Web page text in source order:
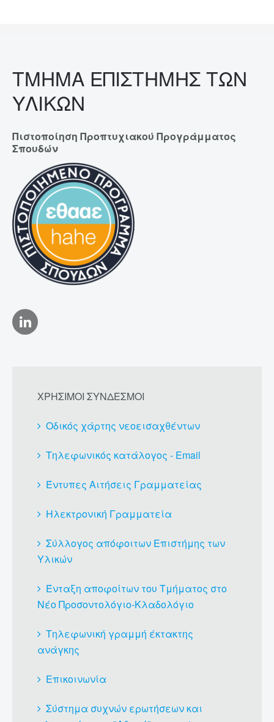
ΤΜΗΜΑ ΕΠΙΣΤΗΜΗΣ ΤΩΝ
ΥΛΙΚΩΝ
Πιστοποίηση Προπτυχιακού Προγράμματος
Σπουδών
ΧΡΗΣΙΜΟΙ ΣΥΝΔΕΣΜΟΙ
Οδικός χάρτης νεοεισαχθέντων
Τηλεφωνικός κατάλογος - Email
Έντυπες Αιτήσεις Γραμματείας
Ηλεκτρονική Γραμματεία
Σύλλογος απόφοιτων Επιστήμης των
Υλικών
Ένταξη αποφοίτων του Τμήματος στο
Νέο Προσοντολόγιο-Κλαδολόγιο
Τηλεφωνική γραμμή έκτακτης
ανάγκης
Επικοινωνία
Σύστημα συχνών ερωτήσεων και